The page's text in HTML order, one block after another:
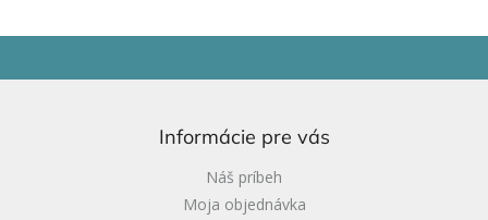
Informácie pre vás
Náš príbeh
Moja objednávka